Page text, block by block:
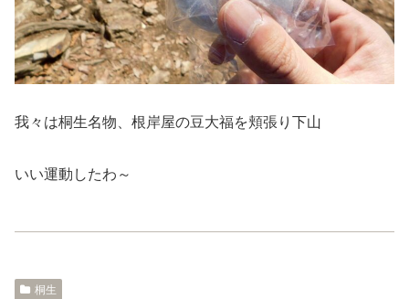
我々は桐生名物、根岸屋の豆大福を頬張り下山
いい運動したわ～
桐生